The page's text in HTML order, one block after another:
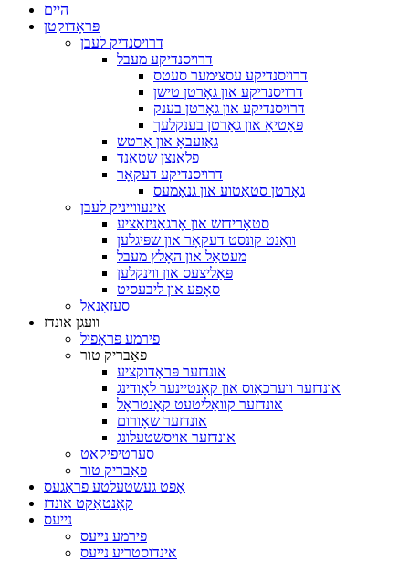
היים
פּראָדוקטן
דרויסנדיק לעבן
דרויסנדיקע מעבל
דרויסנדיקע עסצימער סעטס
דרויסנדיקע און גאָרטן טישן
דרויסנדיקע און גאָרטן בענק
פּאַטיאָ און גאָרטן בענקלעך
גאַזעבאָ און אַרטש
פלאַנצן שטאַנד
דרויסנדיקע דעקאָר
גאָרטן סטאַטוע און גנאָמעס
אינעווייניק לעבן
סטאָרידזש און אָרגאַניזאַציע
וואַנט קונסט דעקאָר און שפּיגלען
מעטאַל און האָלץ מעבל
פּאָליצעס און ווינקלען
סאָפע און ליבעסיט
סעזאָנאַל
וועגן אונדז
פירמע פּראָפיל
פאַבריק טור
אונדזער פּראָדוקציע
אונדזער ווערכאַוס און קאַנטיינער לאָודינג
אונדזער קוואַליטעט קאָנטראָל
אונדזער שאָורום
אונדזער אויסשטעלונג
סערטיפיקאַט
פאַבריק טור
אָפֿט געשטעלטע פֿראַגעס
קאָנטאַקט אונדז
נייעס
פירמע נייעס
אינדוסטריע נייעס